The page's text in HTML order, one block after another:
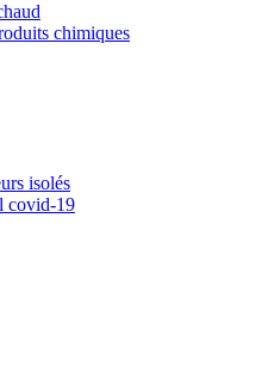
chimiques
isolés
covid-19